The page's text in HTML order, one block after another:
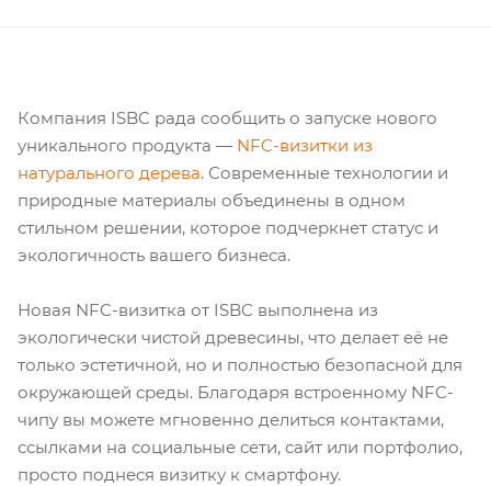
Компания ISBC рада сообщить о запуске нового
уникального продукта — NFC-визитки из
натурального дерева. Современные технологии и
природные материалы объединены в одном
стильном решении, которое подчеркнет статус и
экологичность вашего бизнеса.
Новая NFC-визитка от ISBC выполнена из
экологически чистой древесины, что делает её не
только эстетичной, но и полностью безопасной для
окружающей среды. Благодаря встроенному NFC-
чипу вы можете мгновенно делиться контактами,
ссылками на социальные сети, сайт или портфолио,
просто поднеся визитку к смартфону.